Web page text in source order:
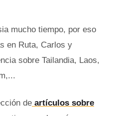
mucho tiempo, por eso
en Ruta, Carlos y
sobre Tailandia, Laos,
de artículos sobre